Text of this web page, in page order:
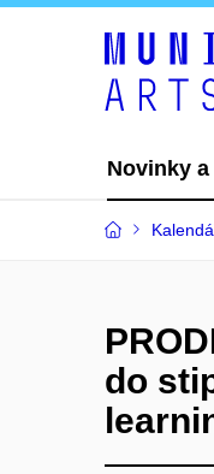
Novinky a
do